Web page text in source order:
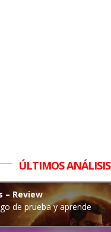
ÚLTIMOS ANÁLISIS
– Review
de prueba y aprende